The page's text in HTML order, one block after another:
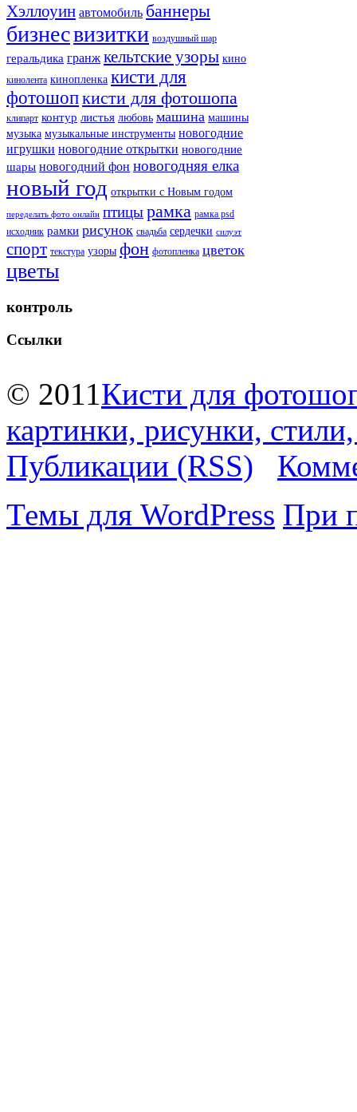
Хэллоуин автомобиль баннеры
бизнесвизитки воздушный шар
геральдика гранж кельтские узоры кино
кинолента кинопленка кисти для
фотошопкисти для фотошопа
клипарт контур листья любовь машина машины
музыка музыкальные инструменты новогодние
игрушки новогодние открытки новогодние
шары новогодний фон новогодняя елка
новый год открытки с Новым годом
переделать фото онлайн птицырамка рамка psd
исходник рамки рисунок свадьба сердечки силуэт
спорт текстура узоры фон фотопленка цветок
цветы
контроль
Ссылки
© 2011Кисти для
картинки, рисунки,
Публикации (RSS)
Темы для WordPress При